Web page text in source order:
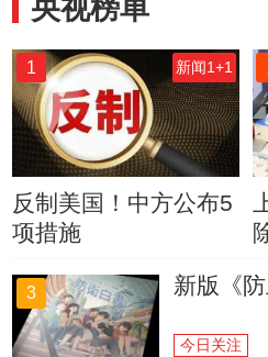
央视榜单
1 新闻1+1
反制美国！中方公布5
项措施
3 新版《
今日关注